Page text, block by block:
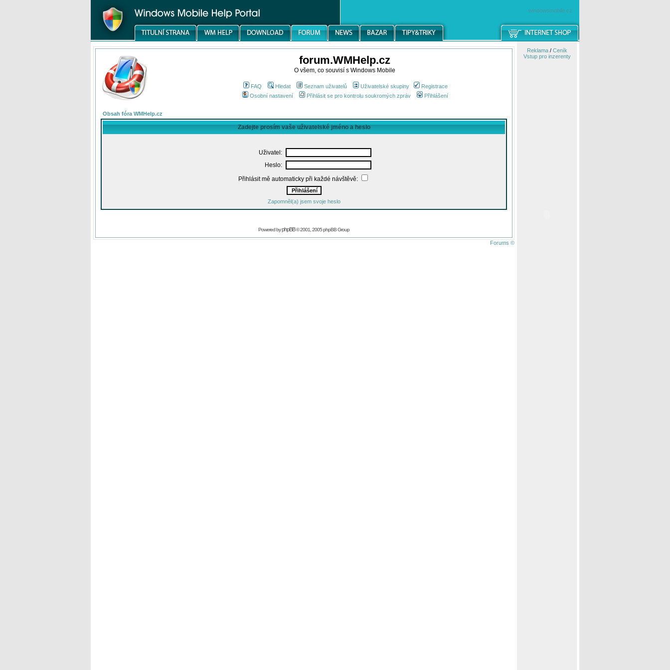
windowsmobile.cz
forum.WMHelp.cz
O všem, co souvisí s Windows Mobile
FAQ Hledat Seznam uživatelů Uživatelské skupiny
Registrace
Osobní nastavení
Přihlásit se pro kontrolu soukromých zpráv Přihlášení
Obsah fóra WMHelp.cz
Zadejte prosím vaše uživatelské jméno a heslo
Uživatel:
Heslo:
Přihlásit mě automaticky při každé návštěvě:
Zapomněl(a) jsem svoje heslo
Powered byphpBB© 2001, 2005 phpBB Group
Forums ©
Reklama/ Ceník
Vstup pro inzerenty